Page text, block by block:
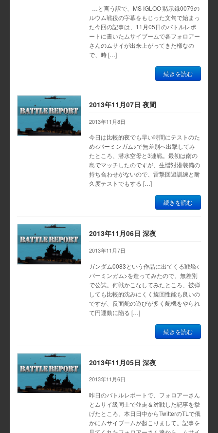
…と言う訳で、MS IGLOO 黙示録0079の
ルウム戦役の字幕をもじった文句で始まっ
た今回の記事は、11月05日のバトルレポ
ートに書いたムサイブームで各フォロアー
さんのムサイが出来上がってきた様なの
で、時 […]
続きを読む
2013年11月07日 夜間
2013年11月8日
今日は比較的夜でも早い時間にテストのた
め<バーミンガム>で無差別へ出撃してみ
たところ、潜水空母と3連戦。最初は南の
島でマッチしたのですが、生憎対潜装備の
持ち合わせがないので、雷撃回避訓練と耐
久度テストでもする […]
続きを読む
2013年11月06日 深夜
2013年11月7日
ガンダム0083という作品に出てくる戦艦<
バーミンガム>を造ってみたので、無差別
で公試。何戦かこなしてみたところ、被弾
しても比較的沈みにくく旋回性能も良いの
ですが、反面舵の遊びが多く舵機をやられ
て円運動に陥る […]
続きを読む
2013年11月05日 深夜
2013年11月6日
昨日のバトルレポートで、フォロアーさん
とムサイ級同士で並走＆対戦した記事を挙
げたところ、本日日中からTwitterのTLで俄
かにムサイブームが起こりまして。記事を